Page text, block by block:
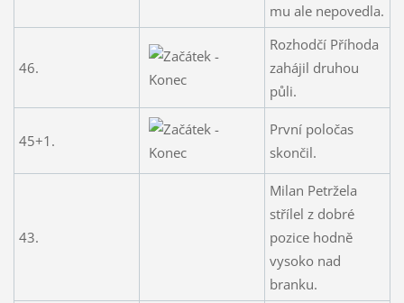
mu ale nepovedla.
46.
Rozhodčí Příhoda
zahájil druhou
půli.
45+1.
První poločas
skončil.
43.
Milan Petržela
střílel z dobré
pozice hodně
vysoko nad
branku.